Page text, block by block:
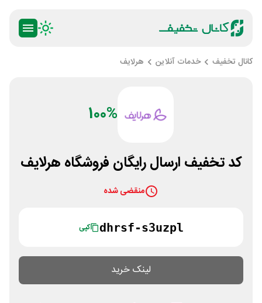
کانال تخفیف خدمات آنلاین هرلایف
100%
کد تخفیف ارسال رایگان فروشگاه هرلایف
منقضی شده
dhrsf-s3uzpl کپی
لینک خرید